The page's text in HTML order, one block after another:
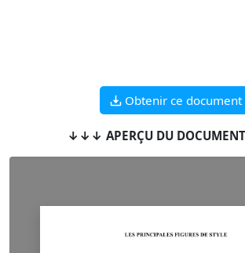
Obtenir ce document
↓↓↓ APERÇU DU